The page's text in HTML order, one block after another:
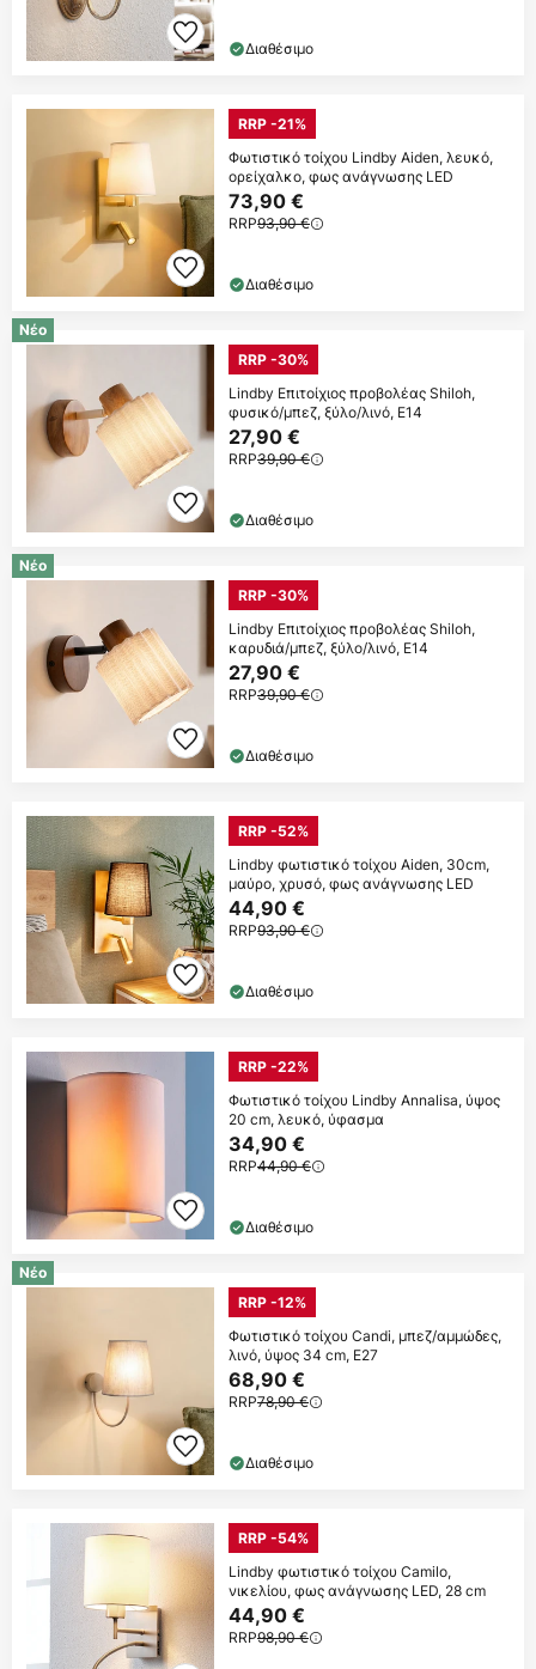
Διαθέσιμο
RRP -21%
Φωτιστικό τοίχου Lindby Aiden, λευκό,
ορείχαλκο, φως ανάγνωσης LED
73,90 €
RRP93,90 €
Διαθέσιμο
Νέο
RRP -30%
Lindby Επιτοίχιος προβολέας Shiloh,
φυσικό/μπεζ, ξύλο/λινό, E14
27,90 €
RRP39,90 €
Διαθέσιμο
Νέο
RRP -30%
Lindby Επιτοίχιος προβολέας Shiloh,
καρυδιά/μπεζ, ξύλο/λινό, E14
27,90 €
RRP39,90 €
Διαθέσιμο
RRP -52%
Lindby φωτιστικό τοίχου Aiden, 30cm,
μαύρο, χρυσό, φως ανάγνωσης LED
44,90 €
RRP93,90 €
Διαθέσιμο
RRP -22%
Φωτιστικό τοίχου Lindby Annalisa, ύψος
20 cm, λευκό, ύφασμα
34,90 €
RRP44,90 €
Διαθέσιμο
Νέο
RRP -12%
Φωτιστικό τοίχου Candi, μπεζ/αμμώδες,
λινό, ύψος 34 cm, E27
68,90 €
RRP78,90 €
Διαθέσιμο
RRP -54%
Lindby φωτιστικό τοίχου Camilo,
νικελίου, φως ανάγνωσης LED, 28 cm
44,90 €
RRP98,90 €